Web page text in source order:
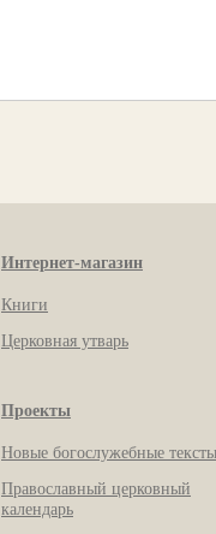
Интернет-магазин
Книги
Церковная утварь
Проекты
Новые богослужебные тексты
Православный церковный
календарь